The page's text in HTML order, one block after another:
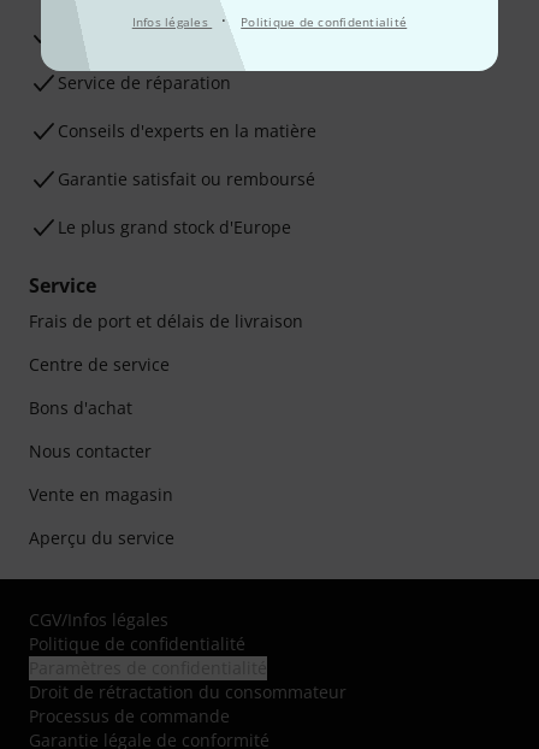
Infos légales · Politique de confidentialité
Garantie 30 jours satisfait ou remboursé
Service de réparation
Conseils d'experts en la matière
Garantie satisfait ou remboursé
Le plus grand stock d'Europe
Service
Frais de port et délais de livraison
Centre de service
Bons d'achat
Nous contacter
Vente en magasin
Aperçu du service
CGV/Infos légales
Politique de confidentialité
Droit de rétractation du consommateur
Processus de commande
Garantie légale de conformité